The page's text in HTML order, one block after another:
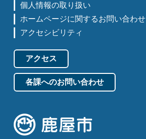
個人情報の取り扱い
ホームページに関するお問い合わせ
アクセシビリティ
アクセス
各課へのお問い合わせ